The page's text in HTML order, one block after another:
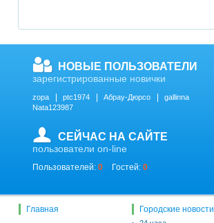
НОВЫЕ ПОЛЬЗОВАТЕЛИ
зарегистрированные новички
zopa ptc1974 Абрау-Дюрсо
gallinna
Nata123987
СЕЙЧАС НА САЙТЕ
пользователи on-line
Пользователей: 0 Гостей: 0
Главная Городские новости